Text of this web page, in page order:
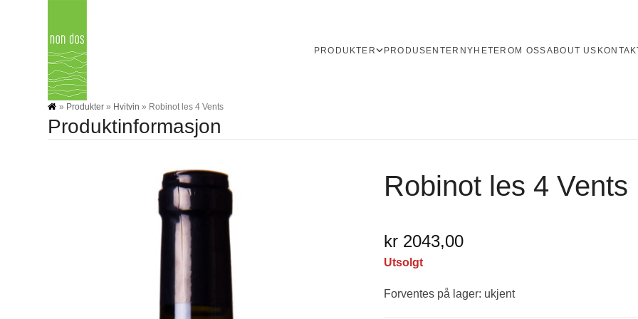
PRODUKTER PRODUSENTER NYHETER OM OSSABOUT US
» Produkter » Hvitvin » Robinot les 4 Vents
Produktinformasjon
Robinot les 4 Vents
kr 2043,00
Utsolgt
Forventes på lager: ukjent